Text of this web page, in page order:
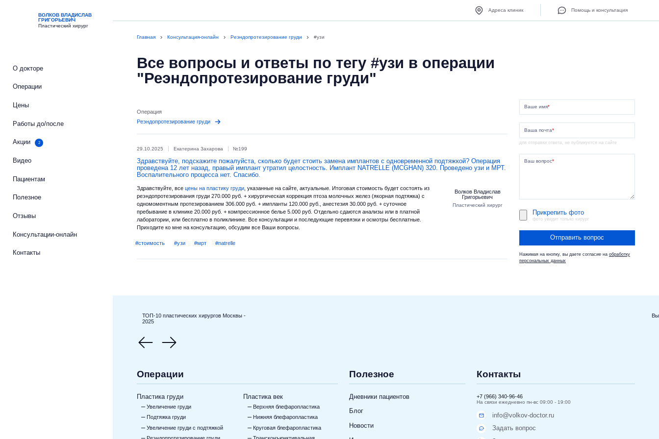
ВОЛКОВ ВЛАДИСЛАВ
ГРИГОРЬЕВИЧ
Пластический хирург
О докторе
Операции
Цены
Работы до/после
Акции 2
Видео
Пациентам
Полезное
Отзывы
Консультации-онлайн
Контакты
Адреса клиник Помощь и консультация
Главная Консультация-онлайн Реэндопротезирование груди #узи
Все вопросы и ответы по тегу #узи в операции
"Реэндопротезирование груди"
Операция
Реэндопротезирование груди
№199
29.10.2025 Екатерина Захарова
Здравствуйте, подскажите пожалуйста, сколько будет стоить замена имплантов с одновременной подтяжкой? Операция
проведена 12 лет назад, правый имплант утратил целостность. Имплант NATRELLE (MCGHAN) 320. Проведено узи и МРТ.
Воспалительного процесса нет. Спасибо.
Здравствуйте, всецены на пластику груди, указанные на сайте, актуальные. Итоговая стоимость будет состоять из
реэндопротезирования груди 270.000 руб. + хирургическая коррекция птоза молочных желез (якорная подтяжка) с
одномоментным протезированием 306.000 руб. + импланты 120.000 руб., анестезия 30.000 руб. + суточное
пребывание в клинике 20.000 руб. + компрессионное белье 5.000 руб. Отдельно сдаются анализы или в платной
лаборатории, или бесплатно в поликлинике. Все консультации и последующие перевязки и осмотры бесплатные.
Приходите ко мне на консультацию, обсудим все Ваши вопросы.
Волков Владислав
Григорьевич
Пластический хирург
#стоимость #узи #мрт #natrelle
Ваше имя*
Ваша почта*
для отправки ответа, не публикуется на сайте
Ваш вопрос*
Прикрепить фото
фото увидит только хирург
Отправить вопрос
Нажимая на кнопку, вы даете согласие на обработку
персональных данных
ТОП-10 пластических хирургов Москвы -
2025
Операции
Пластика груди
Увеличение груди
Подтяжка груди
Увеличение груди с подтяжкой
Пластика век
Верхняя блефаропластика
Нижняя блефаропластика
Круговая блефаропластика
Полезное
Дневники пациентов
Блог
Новости
Контакты
+7 (966) 340-96-46
На связи ежедневно пн-вс 09:00 - 19:00
info@volkov-doctor.ru
Задать вопрос